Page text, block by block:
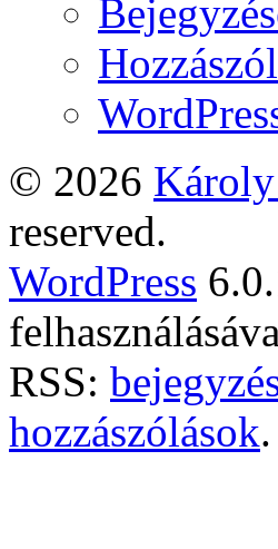
© 2026
reserved.
WordPress
RSS:
hozzászólások.